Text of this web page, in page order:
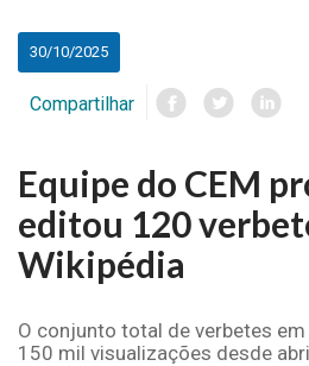
30/10/2025
Compartilhar
Equipe do CEM
editou 120
Wikipédia
O conjunto total de verbetes
150 mil visualizações desde